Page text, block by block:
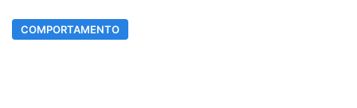
COMPORTAMENTO